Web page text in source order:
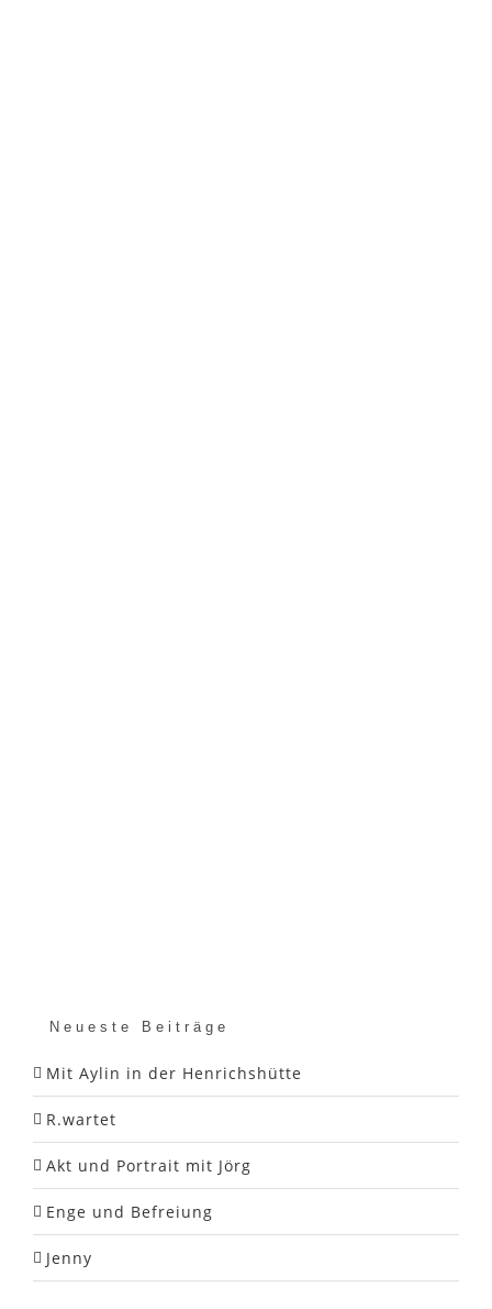
Neueste Beiträge
Mit Aylin in der Henrichshütte
R.wartet
Akt und Portrait mit Jörg
Enge und Befreiung
Jenny